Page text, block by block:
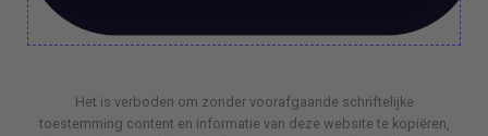
BOEK EEN 70 MIN CONSULT
Het is verboden om zonder voorafgaande schriftelijke
toestemming content en informatie van deze website te kopiëren,